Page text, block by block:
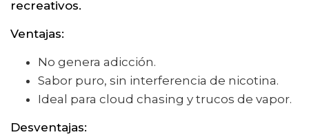
recreativos.
Ventajas:
No genera adicción.
Sabor puro, sin interferencia de nicotina.
Ideal para cloud chasing y trucos de vapor.
Desventajas: